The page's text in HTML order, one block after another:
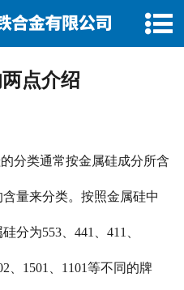
网站首页
产品行情
营销网络
点介绍
分类通常按金属硅成分所含
量来分类。按照金属硅中
分为553、441、411、
、1501、1101等不同的牌